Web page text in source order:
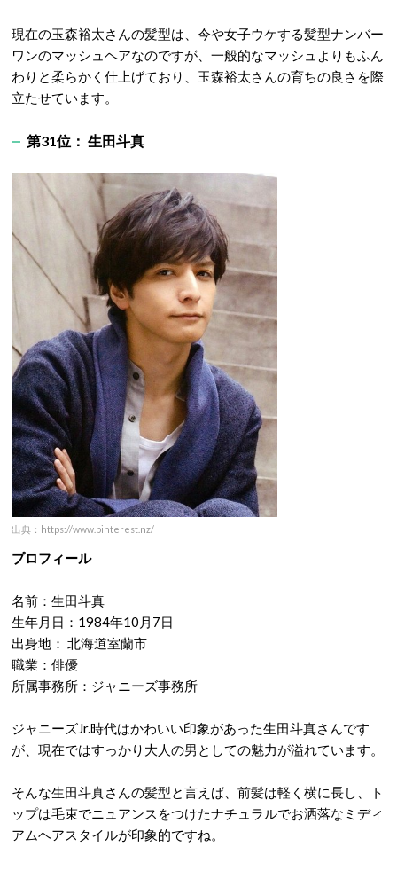
現在の玉森裕太さんの髪型は、今や女子ウケする髪型ナンバー
ワンのマッシュヘアなのですが、一般的なマッシュよりもふん
わりと柔らかく仕上げており、玉森裕太さんの育ちの良さを際
立たせています。
第31位： 生田斗真
出典：https://www.pinterest.nz/
プロフィール
名前：生田斗真
生年月日：1984年10月7日
出身地： 北海道室蘭市
職業：俳優
所属事務所：ジャニーズ事務所
ジャニーズJr.時代はかわいい印象があった生田斗真さんです
が、現在ではすっかり大人の男としての魅力が溢れています。
そんな生田斗真さんの髪型と言えば、前髪は軽く横に長し、ト
ップは毛束でニュアンスをつけたナチュラルでお洒落なミディ
アムヘアスタイルが印象的ですね。